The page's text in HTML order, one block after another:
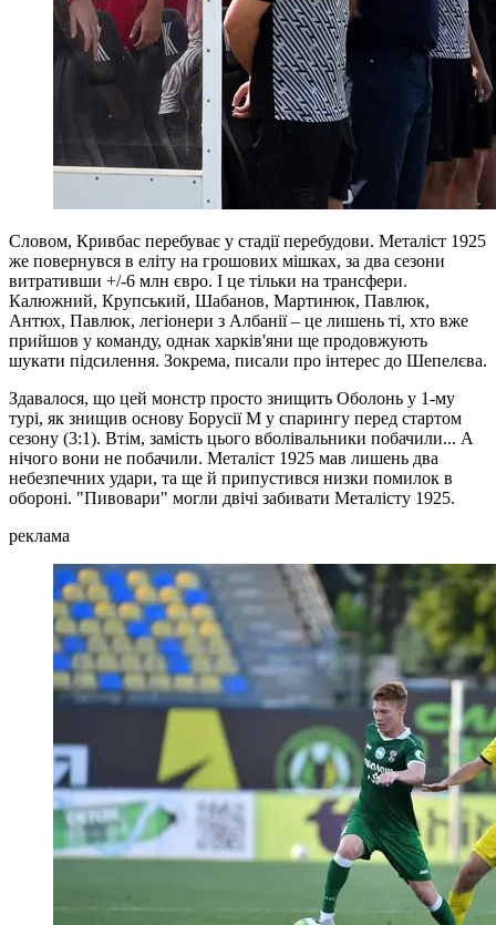
Словом, Кривбас перебуває у стадії перебудови. Металіст 1925
же повернувся в еліту на грошових мішках, за два сезони
витративши +/-6 млн євро. І це тільки на трансфери.
Калюжний, Крупський, Шабанов, Мартинюк, Павлюк,
Антюх, Павлюк, легіонери з Албанії – це лишень ті, хто вже
прийшов у команду, однак харків'яни ще продовжують
шукати підсилення. Зокрема, писали про інтерес до Шепелєва.
Здавалося, що цей монстр просто знищить Оболонь у 1-му
турі, як знищив основу Борусії М у спарингу перед стартом
сезону (3:1). Втім, замість цього вболівальники побачили... А
нічого вони не побачили. Металіст 1925 мав лишень два
небезпечних удари, та ще й припустився низки помилок в
обороні. "Пивовари" могли двічі забивати Металісту 1925.
реклама